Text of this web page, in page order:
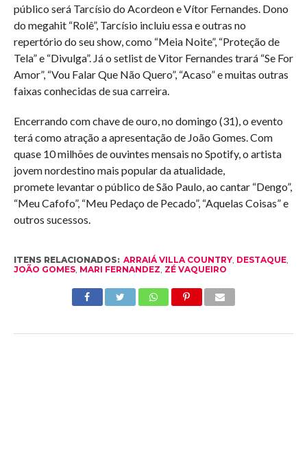
público será Tarcísio do Acordeon e Vítor Fernandes. Dono
do megahit “Rolê”, Tarcísio incluiu essa e outras no
repertório do seu show, como “Meia Noite”, “Proteção de
Tela” e “Divulga”. Já o setlist de Vitor Fernandes trará “Se For
Amor”, “Vou Falar Que Não Quero”, “Acaso” e muitas outras
faixas conhecidas de sua carreira.
Encerrando com chave de ouro, no domingo (31), o evento
terá como atração a apresentação de João Gomes. Com
quase 10 milhões de ouvintes mensais no Spotify, o artista
jovem nordestino mais popular da atualidade,
promete levantar o público de São Paulo, ao cantar “Dengo”,
“Meu Cafofo”, “Meu Pedaço de Pecado”, “Aquelas Coisas” e
outros sucessos.
ITENS RELACIONADOS: ARRAIÁ VILLA COUNTRY, DESTAQUE,
JOÃO GOMES, MARI FERNANDEZ ZÉ VAQUEIRO